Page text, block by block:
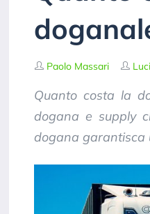
Paolo Massari
Quanto costa la
dogana e supply
dogana garantisca